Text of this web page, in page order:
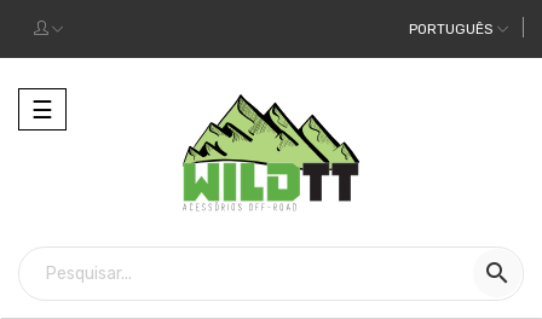
PORTUGUÊS
Alternar
a
☰
